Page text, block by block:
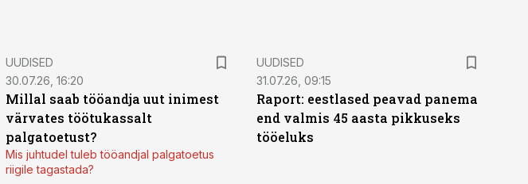
UUDISED
30.07.26, 16:20
Millal saab tööandja uut inimest
värvates töötukassalt
palgatoetust?
Mis juhtudel tuleb tööandjal palgatoetus
riigile tagastada?
UUDISED
31.07.26, 09:15
Raport: eestlased peavad panema
end valmis 45 aasta pikkuseks
tööeluks